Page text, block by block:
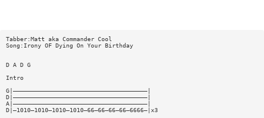
Tabber:Matt aka Commander Cool
Song:Irony OF Dying On Your Birthday
D A D G
Intro
G|——————————————————————————————————————|
D|——————————————————————————————————————|
A|——————————————————————————————————————|
D|—1010—1010—1010—1010—66—66—66—66—6666—|x3